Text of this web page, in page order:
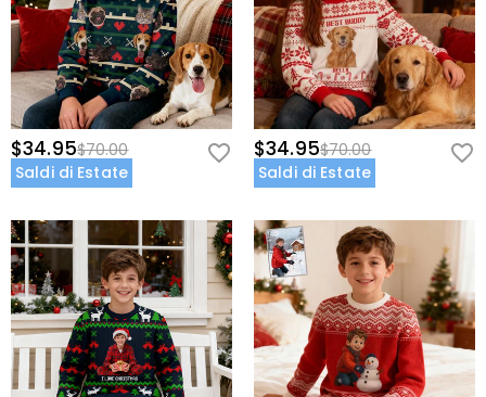
$34.95$70.00
Saldi di Estate
$34.95$70.00
Saldi di Estate